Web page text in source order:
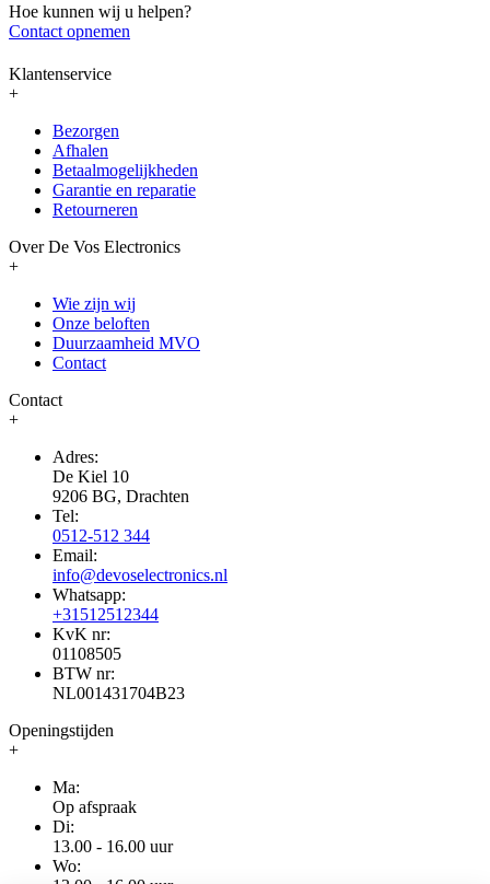
Hoe kunnen wij u helpen?
Contact opnemen
Klantenservice
+
Bezorgen
Afhalen
Betaalmogelijkheden
Garantie en reparatie
Retourneren
Over De Vos Electronics
+
Wie zijn wij
Onze beloften
Duurzaamheid MVO
Contact
Contact
+
Adres:
De Kiel 10
9206 BG, Drachten
Tel:
0512-512 344
Email:
info@devoselectronics.nl
Whatsapp:
+31512512344
KvK nr:
01108505
BTW nr:
NL001431704B23
Openingstijden
+
Ma:
Op afspraak
Di:
13.00 - 16.00 uur
Wo: